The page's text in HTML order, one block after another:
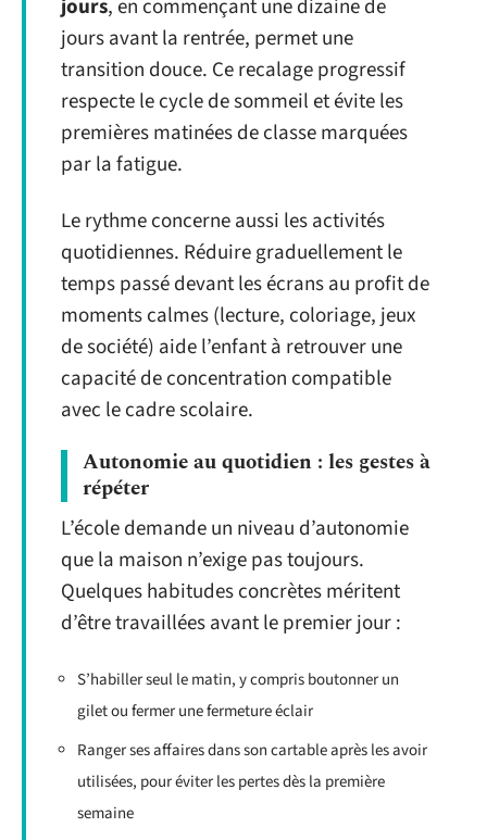
jours, en commençant une dizaine de
jours avant la rentrée, permet une
transition douce. Ce recalage progressif
respecte le cycle de sommeil et évite les
premières matinées de classe marquées
par la fatigue.
Le rythme concerne aussi les activités
quotidiennes. Réduire graduellement le
temps passé devant les écrans au profit de
moments calmes (lecture, coloriage, jeux
de société) aide l’enfant à retrouver une
capacité de concentration compatible
avec le cadre scolaire.
Autonomie au quotidien : les gestes à
répéter
L’école demande un niveau d’autonomie
que la maison n’exige pas toujours.
Quelques habitudes concrètes méritent
d’être travaillées avant le premier jour :
S’habiller seul le matin, y compris boutonner un
gilet ou fermer une fermeture éclair
Ranger ses affaires dans son cartable après les avoir
utilisées, pour éviter les pertes dès la première
semaine